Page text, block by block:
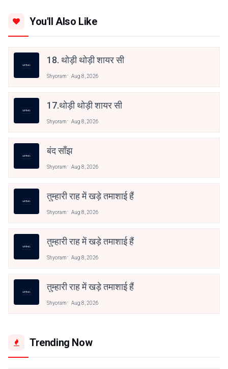
You'll Also Like
18. थोड़ी थोड़ी शायर सी
Shyoram Aug 8, 2026
17.थोड़ी थोड़ी शायर सी
Shyoram Aug 8, 2026
बंद साँझ
Shyoram Aug 8, 2026
तुम्हारी राह में खड़े तमाशाई हैं
Shyoram Aug 8, 2026
तुम्हारी राह में खड़े तमाशाई हैं
Shyoram Aug 8, 2026
तुम्हारी राह में खड़े तमाशाई हैं
Shyoram Aug 8, 2026
Trending Now